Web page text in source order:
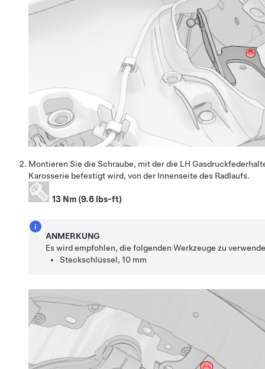
Montieren Sie die Schraube, mit der die LH
Karosserie befestigt wird, von der Innenseite des Radlaufs.
13 Nm (9.6 lbs-ft)
ANMERKUNG
Es wird empfohlen, die folgenden Werkzeuge zu
Steckschlüssel, 10 mm